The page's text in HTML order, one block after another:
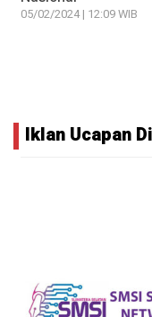
05/02/2024 | 12:09 WIB
Iklan Ucapan